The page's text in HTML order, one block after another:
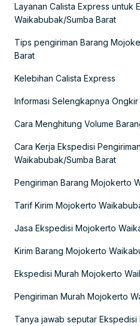
Layanan Calista Express untuk
Waikabubak/Sumba Barat
Tips pengiriman Barang
Barat
Kelebihan Calista Express
Informasi Selengkapnya Ongkir
Cara Menghitung Volume
Cara Kerja Ekspedisi
Waikabubak/Sumba Barat
Pengiriman Barang Mojokerto
Tarif Kirim Mojokerto
Jasa Ekspedisi Mojokerto
Kirim Barang Mojokerto
Ekspedisi Murah Mojokerto
Pengiriman Murah Mojokerto
Tanya jawab seputar